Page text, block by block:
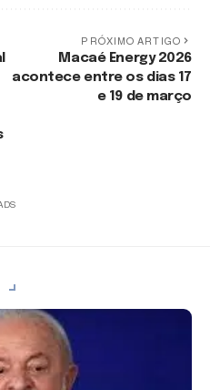
PRÓXIMO ARTIGO
Macaé Energy 2026
acontece entre os dias 17
e 19 de março